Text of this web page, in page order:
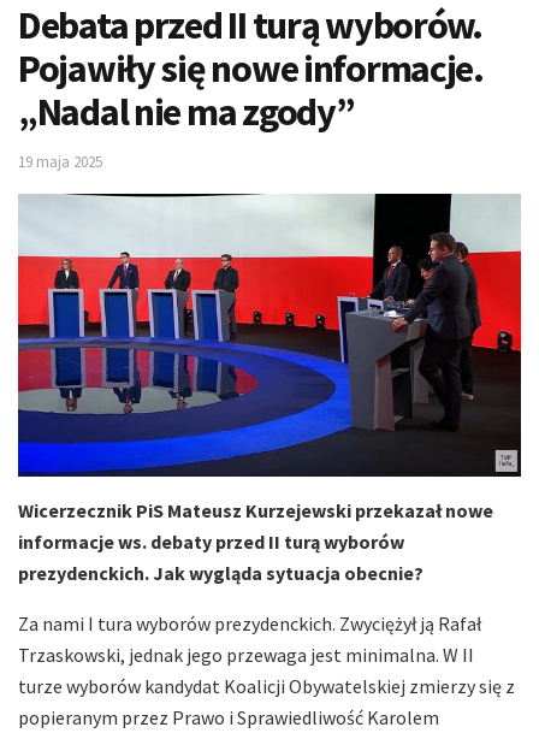
Debata przed II turą wyborów.
Pojawiły się nowe informacje.
„Nadal nie ma zgody”
19 maja 2025
Wicerzecznik PiS Mateusz Kurzejewski przekazał nowe
informacje ws. debaty przed II turą wyborów
prezydenckich. Jak wygląda sytuacja obecnie?
Za nami I tura wyborów prezydenckich. Zwyciężył ją Rafał
Trzaskowski, jednak jego przewaga jest minimalna. W II
turze wyborów kandydat Koalicji Obywatelskiej zmierzy się z
popieranym przez Prawo i Sprawiedliwość Karolem